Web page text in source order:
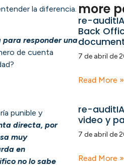
la diferencia.
responder una
de cuenta
punible y
directa, por
muy
en
no lo sabe
more
re-
Back
7 de abril de
Read More »
re-
video y
7 de abril de
Read More »